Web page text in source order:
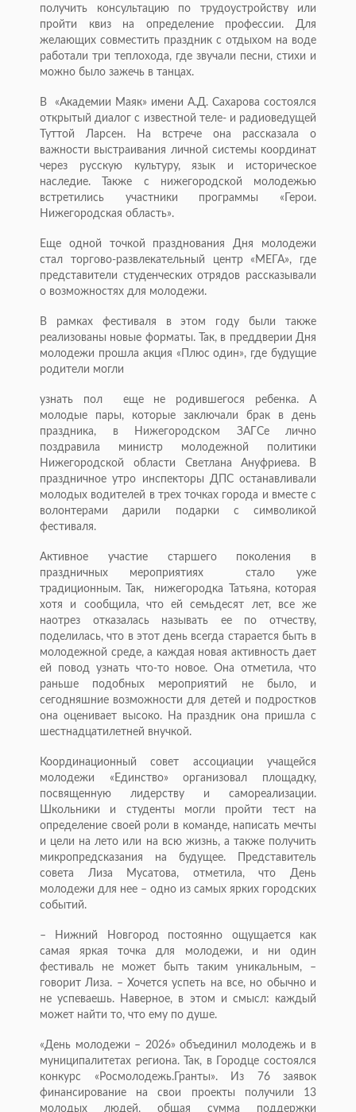
получить консультацию по трудоустройству или
пройти квиз на определение профессии. Для
желающих совместить праздник с отдыхом на воде
работали три теплохода, где звучали песни, стихи и
можно было зажечь в танцах.
В «Академии Маяк» имени А.Д. Сахарова состоялся
открытый диалог с известной теле- и радиоведущей
Туттой Ларсен. На встрече она рассказала о
важности выстраивания личной системы координат
через русскую культуру, язык и историческое
наследие. Также с нижегородской молодежью
встретились участники программы «Герои.
Нижегородская область».
Еще одной точкой празднования Дня молодежи
стал торгово-развлекательный центр «МЕГА», где
представители студенческих отрядов рассказывали
о возможностях для моло­дежи.
В рамках фестиваля в этом году были также
реализованы новые форматы. Так, в преддверии Дня
молодежи прошла акция «Плюс один», где будущие
родители могли
узнать пол еще не родившегося ребенка. А
молодые пары, которые заключали брак в день
праздника, в Нижегородском ЗАГСе лично
поздравила министр молодежной политики
Нижегородской области Светлана Ануфриева. В
праздничное утро инспекторы ДПС останавливали
молодых водителей в трех точках города и вместе с
волонтерами дарили подарки с символикой
фестиваля.
Активное участие старшего поколения в
праздничных мероприятиях стало уже
традиционным. Так, нижегородка Татьяна, которая
хотя и сообщила, что ей семьдесят лет, все же
наотрез отказалась называть ее по отчеству,
поделилась, что в этот день всегда старается быть в
молодежной среде, а каждая новая активность дает
ей повод узнать что-то новое. Она отметила, что
раньше подобных мероприятий не было, и
сегодняшние возможности для детей и подростков
она оценивает высоко. На праздник она пришла с
шестнадцатилетней внучкой.
Координационный совет ассоциации учащейся
молодежи «Единство» организовал площадку,
посвященную лидерству и самореализации.
Школьники и студенты могли пройти тест на
определение своей роли в команде, написать мечты
и цели на лето или на всю жизнь, а также получить
микропредсказания на будущее. Представитель
совета Лиза Мусатова, отметила, что День
молодежи для нее – одно из самых ярких городских
событий.
– Нижний Новгород постоянно ощущается как
самая яркая точка для молодежи, и ни один
фестиваль не может быть таким уникальным, –
говорит Лиза. – Хочется успеть на все, но обычно и
не успеваешь. Наверное, в этом и смысл: каждый
может найти то, что ему по душе.
«День молодежи – 2026» объединил молодежь и в
муниципалитетах региона. Так, в Городце состоялся
конкурс «Росмолодежь.Гранты». Из 76 заявок
финансирование на свои проекты получили 13
молодых людей, общая сумма поддержки